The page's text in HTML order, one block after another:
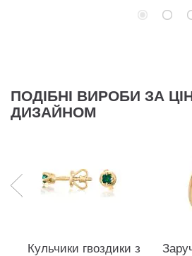
ПОДІБНІ ВИРОБИ ЗА
ДИЗАЙНОМ
Кульчики гвоздики з